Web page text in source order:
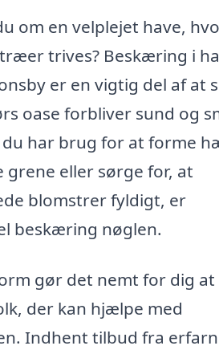
om en velplejet have,
trives? Beskæring i
er en vigtig del af at
oase forbliver sund og
du har brug for at forme
grene eller sørge for, at
blomstrer fyldigt, er
beskæring nøglen.
gør det nemt for dig
der kan hjælpe med
Indhent tilbud fra